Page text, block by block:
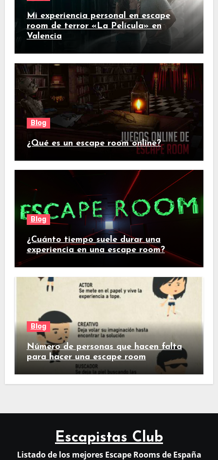
Mi experiencia personal en escape
room de terror «La Película» en
Valencia
Blog
¿Qué es un escape room online?
Blog
¿Cuánto tiempo suele durar una
experiencia en una escape room?
Blog
Número de personas que hacen falta
para hacer una escape room
Escapistas Club
Listado de los mejores Escape Rooms de España